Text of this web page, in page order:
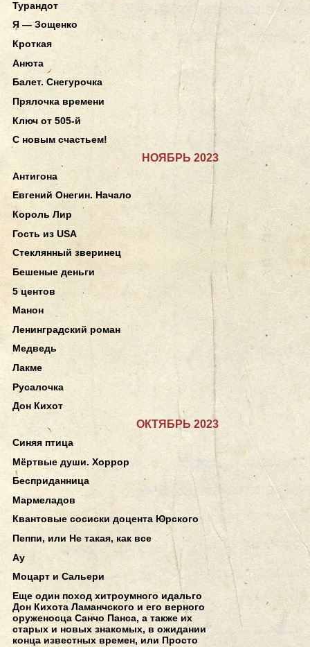
Турандот
Я — Зощенко
Кроткая
Анюта
Балет. Снегурочка
Прялочка времени
Ключ от 505-й
С новым счастьем!
НОЯБРЬ 2023
Антигона
Евгений Онегин. Начало
Король Лир
Гость из USA
Стеклянный зверинец
Бешеные деньги
5 центов
Манон
Ленинградский роман
Медведь
Лакме
Русалочка
Дон Кихот
ОКТЯБРЬ 2023
Синяя птица
Мёртвые души. Хоррор
Бесприданница
Мармеладов
Квантовые сосиски доцента Юрского
Пеппи, или Не такая, как все
Ау
Моцарт и Сальери
Еще один поход хитроумного идальго
Дон Кихота Ламанчского и его верного
оруженосца Санчо Панса, а также их
старых и новых знакомых, в ожидании
конца известных времен, или Просто